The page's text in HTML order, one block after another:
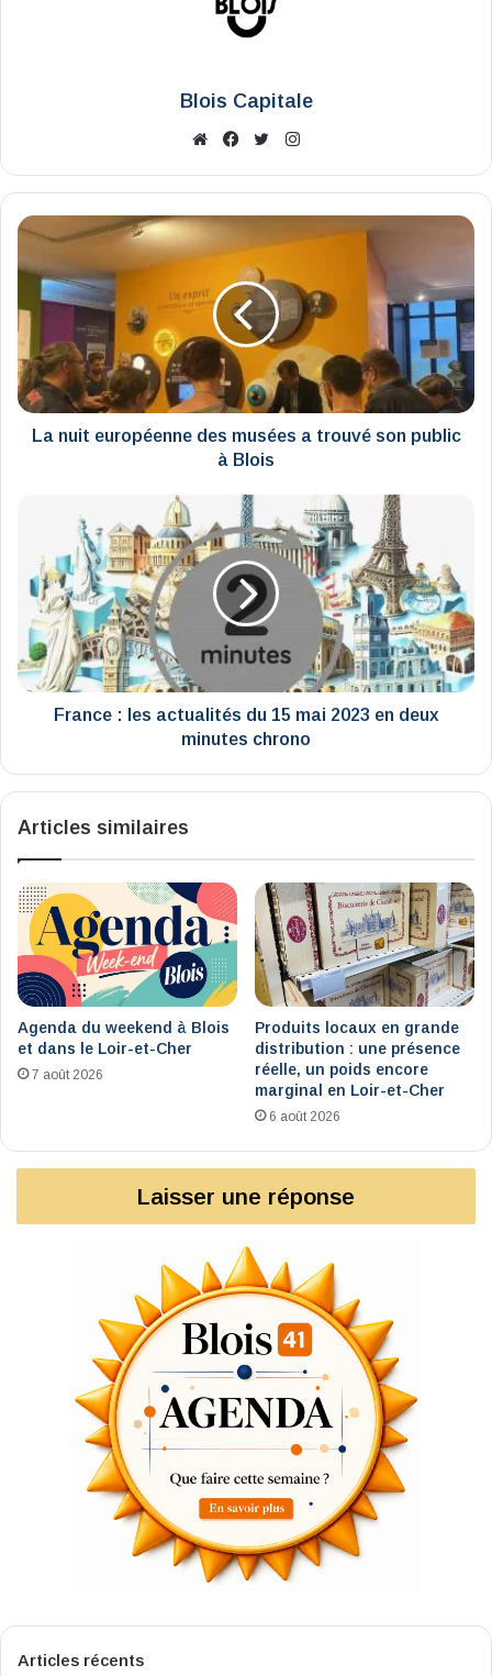
Blois Capitale
WebsiteFacebook
X
La
européenne
des
musées
a
trouvé
son
public
La nuit européenne des musées a trouvé son public
à Blois
actualités
du
15
mai
2023
en
France : les actualités du 15 mai 2023 en deux
minutes chrono
Articles similaires
Agenda du weekend à Blois
et dans le Loir-et-Cher
7 août 2026
Produits locaux en grande
distribution : une présence
réelle, un poids encore
marginal en Loir-et-Cher
6 août 2026
Laisser une réponse
Articles récents